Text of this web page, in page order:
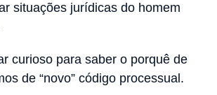
situações jurídicas do homem
curioso para saber o porquê de
de “novo” código processual.